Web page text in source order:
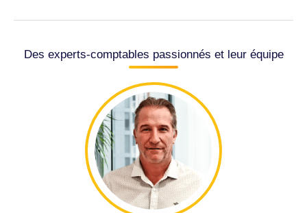
Des experts-comptables passionnés et leur équipe